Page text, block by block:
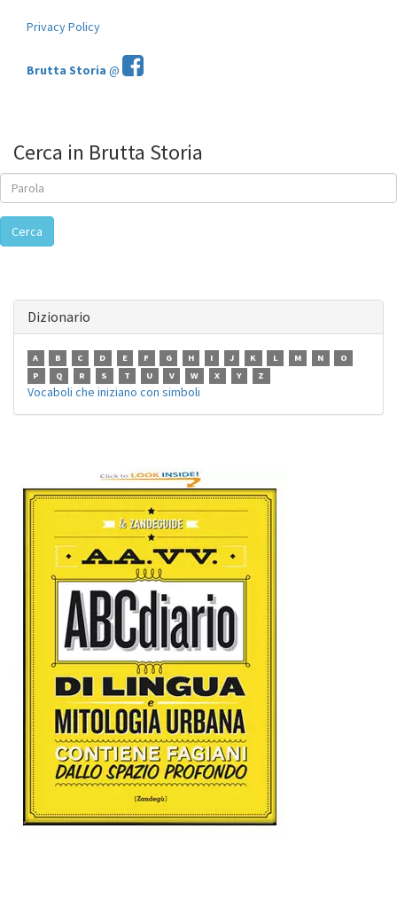
Privacy Policy
Brutta Storia @
Cerca in Brutta Storia
Cerca
Dizionario
A B C D E F G H I J K L M N
O
P
Q R S T U V W X Y Z
Vocaboli che iniziano con simboli